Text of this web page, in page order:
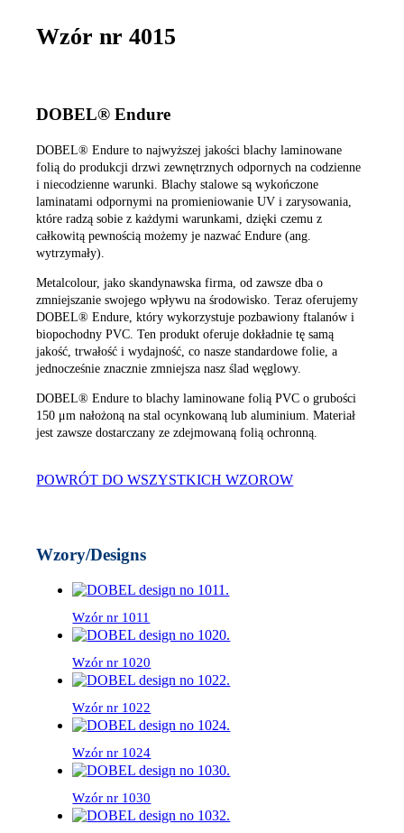
Wzór nr 4015
DOBEL® Endure
DOBEL® Endure to najwyższej jakości blachy laminowane
folią do produkcji drzwi zewnętrznych odpornych na codzienne
i niecodzienne warunki. Blachy stalowe są wykończone
laminatami odpornymi na promieniowanie UV i zarysowania,
które radzą sobie z każdymi warunkami, dzięki czemu z
całkowitą pewnością możemy je nazwać Endure (ang.
wytrzymały).
Metalcolour, jako skandynawska firma, od zawsze dba o
zmniejszanie swojego wpływu na środowisko. Teraz oferujemy
DOBEL® Endure, który wykorzystuje pozbawiony ftalanów i
biopochodny PVC. Ten produkt oferuje dokładnie tę samą
jakość, trwałość i wydajność, co nasze standardowe folie, a
jednocześnie znacznie zmniejsza nasz ślad węglowy.
DOBEL®Endure to blachy laminowane folią PVC o grubości
150 μm nałożoną na stal ocynkowaną lub aluminium. Materiał
jest zawsze dostarczany ze zdejmowaną folią ochronną.
POWRÓT DO WSZYSTKICH WZOROW
Wzory/Designs
Wzór nr 1011
Wzór nr 1020
Wzór nr 1022
Wzór nr 1024
Wzór nr 1030